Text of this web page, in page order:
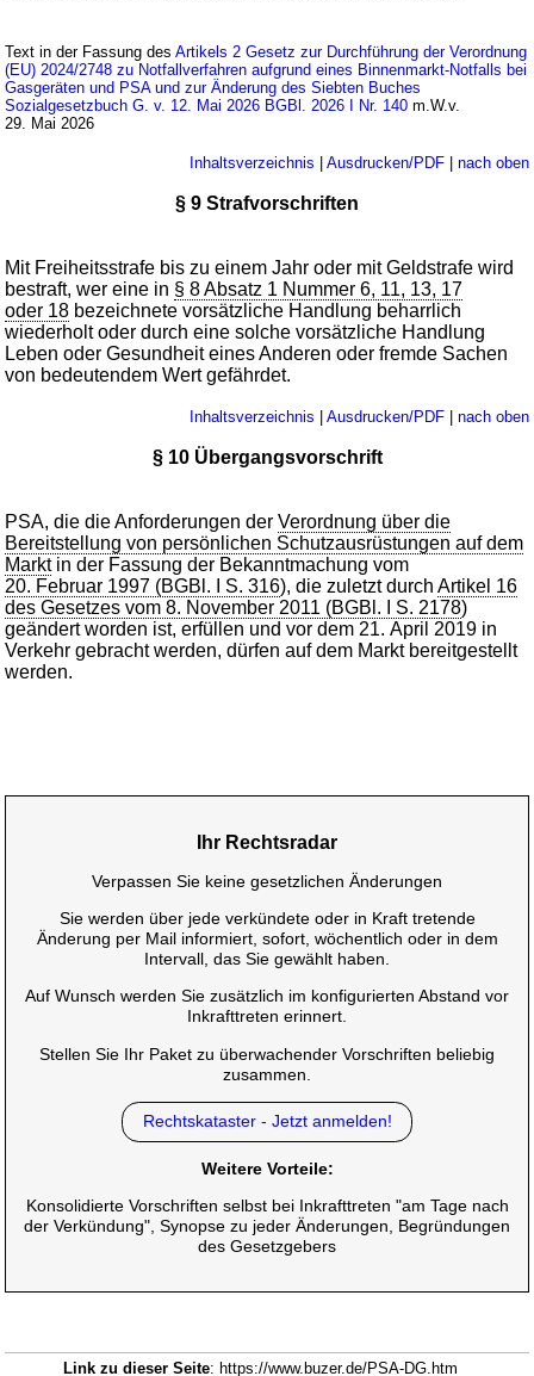
Text in der Fassung desArtikels 2 Gesetz zur Durchführung der Verordnung
(EU) 2024/2748 zu Notfallverfahren aufgrund eines Binnenmarkt-Notfalls bei
Gasgeräten und PSA und zur Änderung des Siebten Buches
Sozialgesetzbuch G. v. 12. Mai 2026 BGBl. 2026 I Nr. 140 m.W.v.
29. Mai 2026
Inhaltsverzeichnis | Ausdrucken/PDF| nach oben
§ 9 Strafvorschriften
Mit Freiheitsstrafe bis zu einem Jahr oder mit Geldstrafe wird
bestraft, wer eine in § 8 Absatz 1 Nummer 6, 11, 13, 17
oder 18 bezeichnete vorsätzliche Handlung beharrlich
wiederholt oder durch eine solche vorsätzliche Handlung
Leben oder Gesundheit eines Anderen oder fremde Sachen
von bedeutendem Wert gefährdet.
Inhaltsverzeichnis | Ausdrucken/PDF| nach oben
§ 10 Übergangsvorschrift
PSA, die die Anforderungen derVerordnung über die
Bereitstellung von persönlichen Schutzausrüstungen auf dem
Marktin der Fassung der Bekanntmachung vom
20. Februar 1997 (BGBl. I S. 316), die zuletzt durchArtikel 16
des Gesetzes vom 8. November 2011 (BGBl. I S. 2178)
geändert worden ist, erfüllen und vor dem 21. April 2019 in
Verkehr gebracht werden, dürfen auf dem Markt bereitgestellt
werden.
Ihr Rechtsradar
Verpassen Sie keine gesetzlichen Änderungen
Sie werden über jede verkündete oder in Kraft tretende
Änderung per Mail informiert, sofort, wöchentlich oder in dem
Intervall, das Sie gewählt haben.
Auf Wunsch werden Sie zusätzlich im konfigurierten Abstand vor
Inkrafttreten erinnert.
Stellen Sie Ihr Paket zu überwachender Vorschriften beliebig
zusammen.
Rechtskataster - Jetzt anmelden!
Weitere Vorteile:
Konsolidierte Vorschriften selbst bei Inkrafttreten "am Tage nach
der Verkündung", Synopse zu jeder Änderungen, Begründungen
des Gesetzgebers
Link zu dieser Seite: https://www.buzer.de/PSA-DG.htm